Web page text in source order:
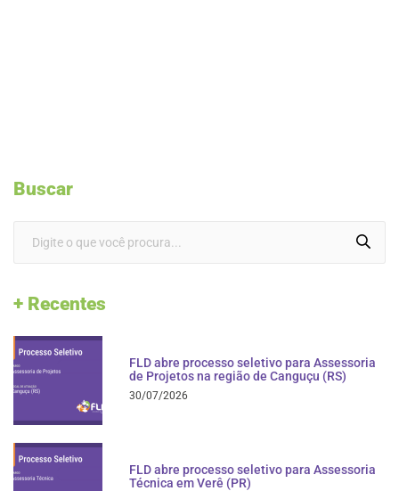
Buscar
+ Recentes
FLD abre processo seletivo para Assessoria
de Projetos na região de Canguçu (RS)
30/07/2026
FLD abre processo seletivo para Assessoria
Técnica em Verê (PR)